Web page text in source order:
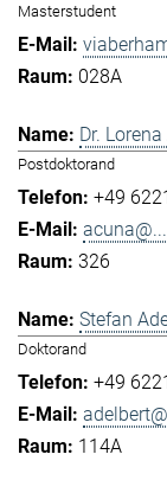
Masterstudent
028A
Dr.
Postdoktorand
+49
acuna@...
326
Stefan
Doktorand
+49
114A